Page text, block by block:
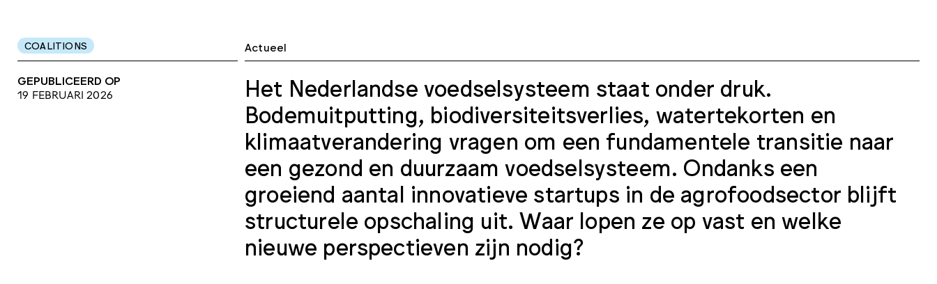
COALITIONS
GEPUBLICEERD OP
19 FEBRUARI 2026
Actueel
Het Nederlandse voedselsysteem staat onder druk.
Bodemuitputting, biodiversiteitsverlies, watertekorten en
klimaatverandering vragen om een fundamentele transitie naar
een gezond en duurzaam voedselsysteem. Ondanks een
groeiend aantal innovatieve startups in de agrofoodsector blijft
structurele opschaling uit. Waar lopen ze op vast en welke
nieuwe perspectieven zijn nodig?